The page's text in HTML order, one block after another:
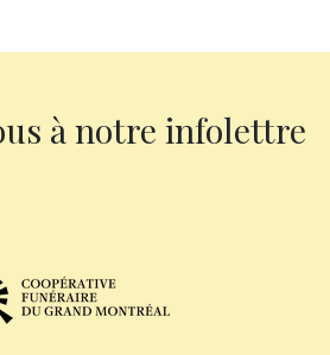
à notre infolettre